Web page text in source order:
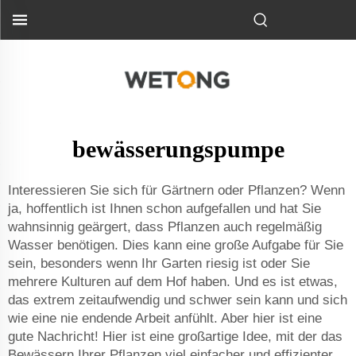
bewässerungspumpe
Interessieren Sie sich für Gärtnern oder Pflanzen? Wenn
ja, hoffentlich ist Ihnen schon aufgefallen und hat Sie
wahnsinnig geärgert, dass Pflanzen auch regelmäßig
Wasser benötigen. Dies kann eine große Aufgabe für Sie
sein, besonders wenn Ihr Garten riesig ist oder Sie
mehrere Kulturen auf dem Hof haben. Und es ist etwas,
das extrem zeitaufwendig und schwer sein kann und sich
wie eine nie endende Arbeit anfühlt. Aber hier ist eine
gute Nachricht! Hier ist eine großartige Idee, mit der das